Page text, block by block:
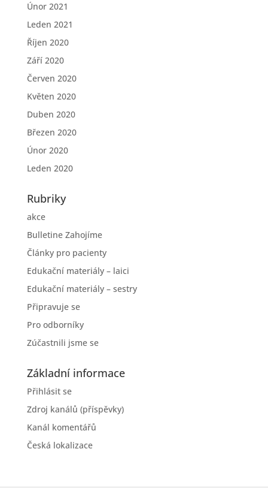
Únor 2021
Leden 2021
Říjen 2020
Září 2020
Červen 2020
Květen 2020
Duben 2020
Březen 2020
Únor 2020
Leden 2020
Rubriky
akce
Bulletine Zahojíme
Články pro pacienty
Edukační materiály – laici
Edukační materiály – sestry
Připravuje se
Pro odborníky
Zúčastnili jsme se
Základní informace
Přihlásit se
Zdroj kanálů (příspěvky)
Kanál komentářů
Česká lokalizace